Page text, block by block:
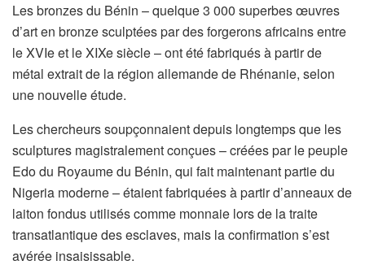
Les bronzes du Bénin – quelque 3 000 superbes œuvres
d’art en bronze sculptées par des forgerons africains entre
le XVIe et le XIXe siècle – ont été fabriqués à partir de
métal extrait de la région allemande de Rhénanie, selon
une nouvelle étude.
Les chercheurs soupçonnaient depuis longtemps que les
sculptures magistralement conçues – créées par le peuple
Edo du Royaume du Bénin, qui fait maintenant partie du
Nigeria moderne – étaient fabriquées à partir d’anneaux de
laiton fondus utilisés comme monnaie lors de la traite
transatlantique des esclaves, mais la confirmation s’est
avérée insaisissable.